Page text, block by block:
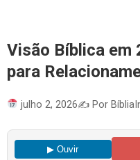
Visão Bíblica em
para
julho 2, 2026✍️ Por
▶ Ouvir